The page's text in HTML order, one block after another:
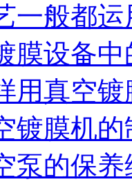
一般都
膜设备
用真空
镀膜机
泵的保